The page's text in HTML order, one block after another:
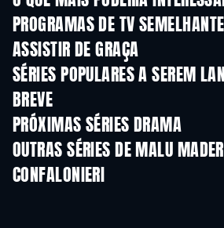
PROGRAMAS DE TV
ASSISTIR DE GRAÇA
SÉRIES POPULARES A SEREM
BREVE
PRÓXIMAS SÉRIES DRAMA
Temporada 4
OUTRAS SÉRIES DE MALU
CONFALONIERISérie